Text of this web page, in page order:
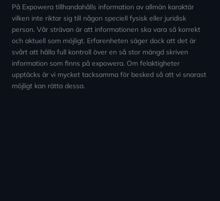
På Expowera tillhandahålls information av allmän karaktär
vilken inte riktar sig till någon speciell fysisk eller juridisk
person. Vår strävan är att informationen ska vara så korrekt
och aktuell som möjligt. Erfarenheten säger dock att det är
svårt att hålla full kontroll över en så stor mängd skriven
information som finns på expowera. Om felaktigheter
upptäcks är vi mycket tacksamma för besked så att vi snarast
möjligt kan rätta dessa.